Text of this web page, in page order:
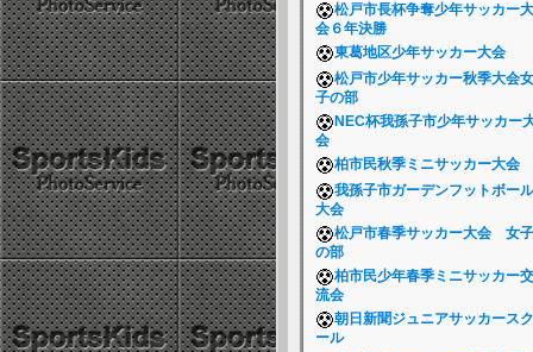
松戸市長杯争奪少年サッカー大
会６年決勝
東葛地区少年サッカー大会
松戸市少年サッカー秋季大会女
子の部
NEC杯我孫子市少年サッカー
会
柏市民秋季ミニサッカー大会
我孫子市ガーデンフットボール
大会
松戸市春季サッカー大会 女子
の部
柏市民少年春季ミニサッカー交
流会
朝日新聞ジュニアサッカースク
ール